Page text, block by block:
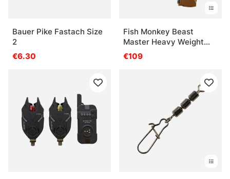
Bauer Pike Fastach Size
2
€6.30
Fish Monkey Beast
Master Heavy Weight
Wiring Glove Charles
Perry Edition
€109